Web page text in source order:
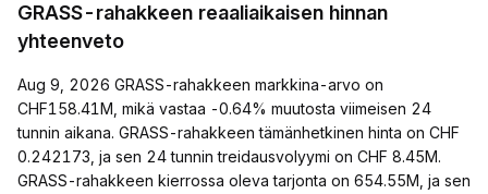
GRASS-rahakkeen reaaliaikaisen hinnan
yhteenveto
Aug 9, 2026 GRASS-rahakkeen markkina-arvo on
CHF158.41M, mikä vastaa -0.64% muutosta viimeisen 24
tunnin aikana. GRASS-rahakkeen tämänhetkinen hinta on CHF
0.242173, ja sen 24 tunnin treidausvolyymi on CHF 8.45M.
GRASS-rahakkeen kierrossa oleva tarjonta on 654.55M, ja sen